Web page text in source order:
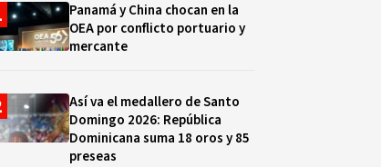
Panamá y China chocan en la
OEA por conflicto portuario y
mercante
Así va el medallero de Santo
Domingo 2026: República
Dominicana suma 18 oros y 85
preseas